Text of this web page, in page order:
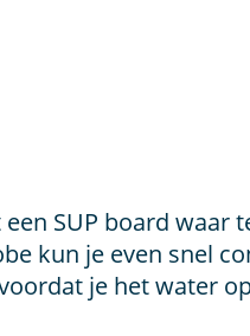
SUP board waar
kun je even snel
je het water